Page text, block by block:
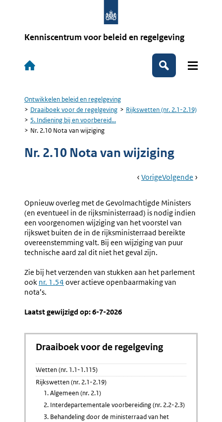
Kenniscentrum voor beleid en regelgeving
Hoofdnavigatie
Zoeken
Kruimelpad
Ontwikkelen beleid en regelgeving
Draaiboek voor de regelgeving
Rijkswetten (nr. 2.1-2.19)
5. Indiening bij en voorbereid...
Nr. 2.10 Nota van wijziging
Nr. 2.10 Nota van wijziging
Book
Ga
VorigePagina:
Verloop
Van
Het
Voorbereidend
Onderzoek
Ga
Volgende Pagina:
Overleg
Opnieuw overleg met de Gevolmachtigde Ministers
(en eventueel in de rijksministerraad) is nodig indien
een voorgenomen wijziging van het voorstel van
rijkswet buiten de in de rijksministerraad bereikte
overeenstemming valt. Bij een wijziging van puur
technische aard zal dit niet het geval zijn.
Zie bij het verzenden van stukken aan het parlement
ook nr. 1.54 over actieve openbaarmaking van
nota’s.
Laatst gewijzigd op: 6-7-2026
Draaiboek voor de regelgeving
Wetten (nr. 1.1-1.115)
Rijkswetten (nr. 2.1-2.19)
1. Algemeen (nr. 2.1)
2. Interdepartementale voorbereiding (nr. 2.2-2.3)
3. Behandeling door de ministerraad van het